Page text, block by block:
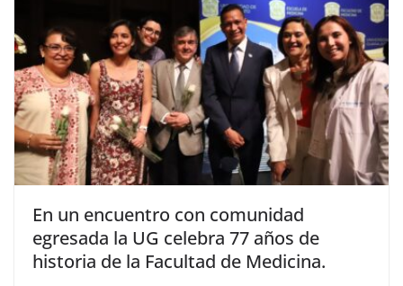
En un encuentro con comunidad
egresada la UG celebra 77 años de
historia de la Facultad de Medicina.